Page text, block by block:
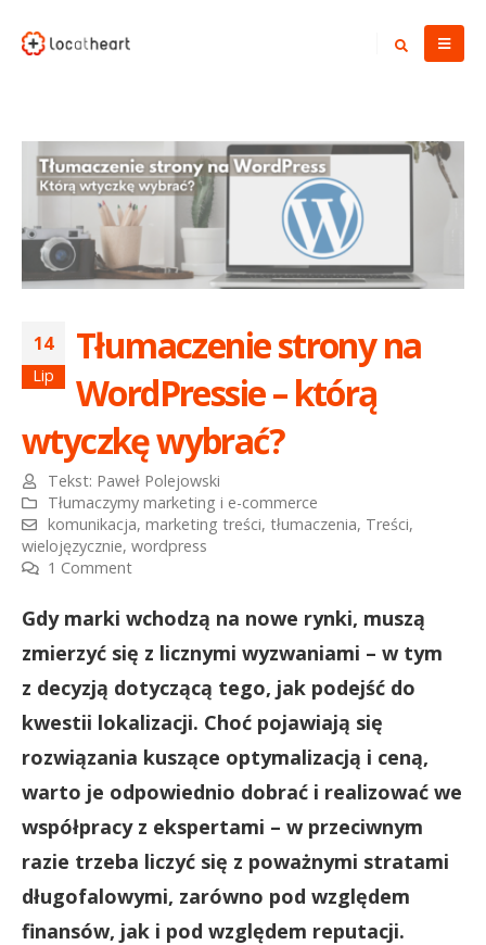
14
Lip
Tłumaczenie strony na
WordPressie – którą
wtyczkę wybrać?
Tekst: Paweł Polejowski
Tłumaczymy marketing i e-commerce
komunikacja,marketing treści,tłumaczenia, Treści,
wielojęzycznie, wordpress
1 Comment
Gdy marki wchodzą na nowe rynki, muszą
zmierzyć się z licznymi wyzwaniami – w tym
z decyzją dotyczącą tego, jak podejść do
kwestii lokalizacji. Choć pojawiają się
rozwiązania kuszące optymalizacją i ceną,
warto je odpowiednio dobrać i realizować we
współpracy z ekspertami – w przeciwnym
razie trzeba liczyć się z poważnymi stratami
długofalowymi, zarówno pod względem
finansów, jak i pod względem reputacji.